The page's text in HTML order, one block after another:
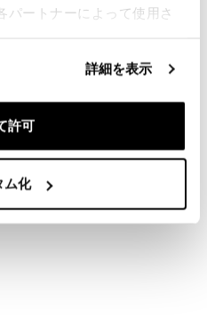
パートナーによって使用さ
詳細を表示
許可
ム化